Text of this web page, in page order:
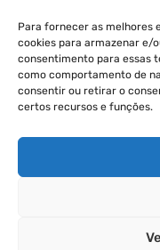
Para fornecer as melhores
cookies para armazenar e/
consentimento para essas
como comportamento de
consentir ou retirar o
certos recursos e funções.
Vivo
Como